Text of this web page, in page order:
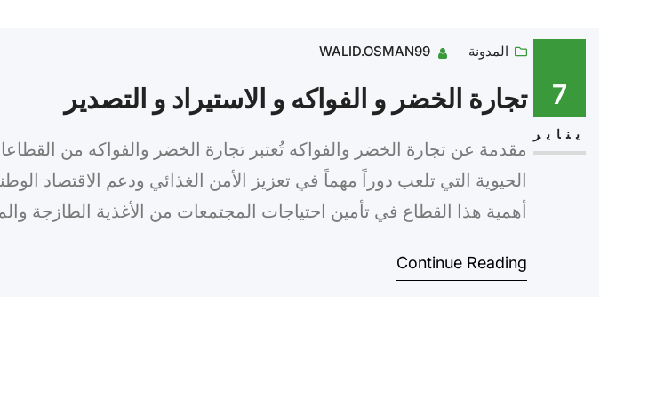
7
يناير
المدونة WALID.OSMAN99
تجارة الخضر و الفواكه و الاستيراد و التصدير
مقدمة عن تجارة الخضر والفواكه تُعتبر تجارة الخضر والفواكه من
الحيوية التي تلعب دوراً مهماً في تعزيز الأمن الغذائي ودعم الاقتصاد
أهمية هذا القطاع في تأمين احتياجات المجتمعات من الأغذية الطازجة
هذه التجارة…
Continue Reading